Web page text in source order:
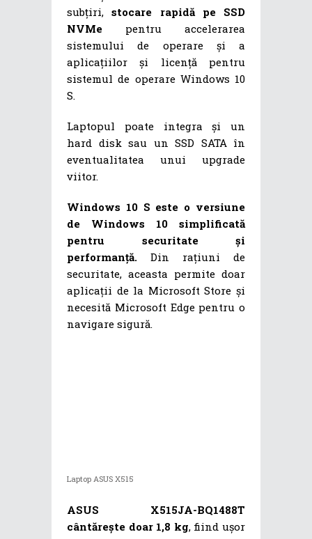
subțiri,stocare rapidă pe SSD
NVMe pentru accelerarea
sistemului de operare și a
aplicațiilor și licență pentru
sistemul de operare Windows 10
S.
Laptopul poate integra și un
hard disk sau un SSD SATA în
eventualitatea unui upgrade
viitor.
Windows 10 S este o versiune
de Windows 10 simplificată
pentru securitate și
performanță. Din rațiuni de
securitate, aceasta permite doar
aplicații de la Microsoft Store și
necesită Microsoft Edge pentru o
navigare sigură.
Laptop ASUS X515
ASUS X515JA-BQ1488T
cântărește doar 1,8 kg, fiind ușor